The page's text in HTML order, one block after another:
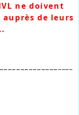
ne doivent
de leurs